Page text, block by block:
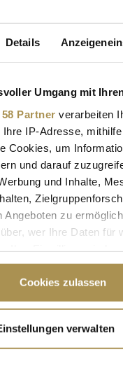
Details
Umgang mit
Partner verarbeiten
IP-Adresse,
Cookies, um
und darauf
und Inhalte,
Angeboten zu
wer Ihre Daten für
oder durch Klicken
oder widerrufen
über Ihre
bis auf einige
Cookies zulassen
verwalten